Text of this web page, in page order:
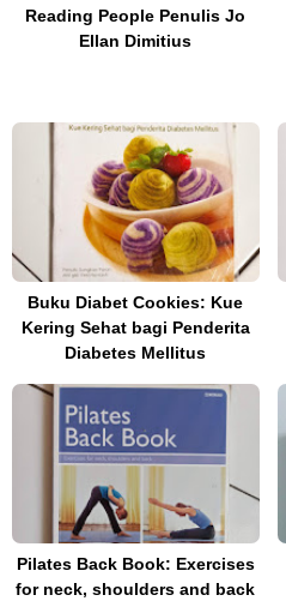
Reading People Penulis Jo
Ellan Dimitius
Buku Diabet Cookies: Kue
Kering Sehat bagi Penderita
Diabetes Mellitus
Pilates Back Book: Exercises
for neck, shoulders and back